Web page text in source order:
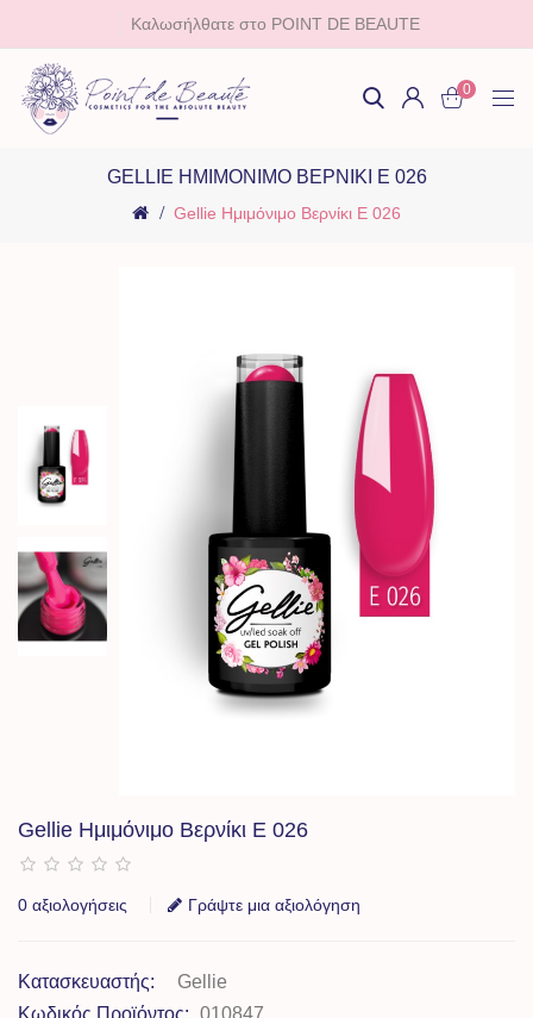
Καλωσήλθατε στο POINT DE BEAUTE
0
GELLIE ΗΜΙΜΌΝΙΜΟ ΒΕΡΝΊΚΙ E 026
Gellie Ημιμόνιμο Βερνίκι E 026
Gellie Ημιμόνιμο Βερνίκι E 026
0 αξιολογήσεις Γράψτε μια αξιολόγηση
Κατασκευαστής:
Gellie
Κωδικός Προϊόντος: 010847